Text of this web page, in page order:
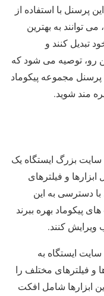
پرسنل با استفاده از
توانند به بهترین
تبدیل کنند و
رو، توصیه می شود که
پرسنل مجموعه پیکوماد
مند شوید.
بزرگ ایستگاه یک
و فیلترهای
با دسترسی به این
پیکوماد بهره ببرند
ویرایش کنند.
ایستگاه به
و فیلترهای مختلف را
ابزارها شامل افکت